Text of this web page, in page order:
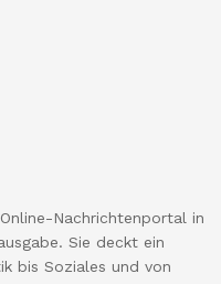
Nachrichtenportal in
Sie deckt ein
bis Soziales und von